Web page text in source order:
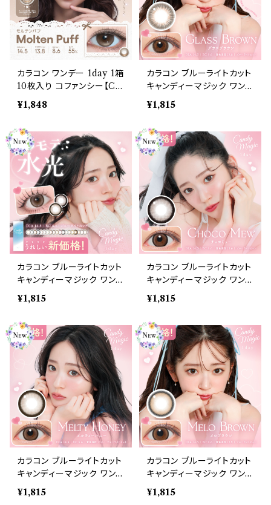
カラコン ワンデー 1day 1箱
10枚入り コファンシー【CO
LOR：モルテンパフ】 度あり
度なし 14.5mm CoFANC
コン 水光カラコン 奥目 盛
れる水光 自然 透明感 1日
使い捨て 紫外線 UVカット
高含水
¥1,848
カラコン ブルーライトカット
キャンディーマジック ワンデ
ー 【COLOR：グラスブラウ
ン】1箱10枚 度なし度あり
day BLB ワンデーカラコン
コンタクトレンズ
¥1,815
カラコン ブルーライトカット
キャンディーマジック ワンデ
ー 1箱10枚 度なし キャンマ
ジ candymagic 1day BL
クトレンズ
¥1,815
カラコン ブルーライトカット
キャンディーマジック ワンデ
ー 【COLOR：チョコミュ
ー】1箱10枚 度なし度あり
day BLB ワンデーカラコン
コンタクトレンズ
¥1,815
カラコン ブルーライトカット
キャンディーマジック ワンデ
ー 【COLOR：メルティハニ
ー】1箱10枚 度なし度あり
¥1,815
カラコン ブルーライトカット
キャンディーマジック ワンデ
ー 【COLOR：メロブラウ
ン】1箱10枚 度なし度あり
¥1,815